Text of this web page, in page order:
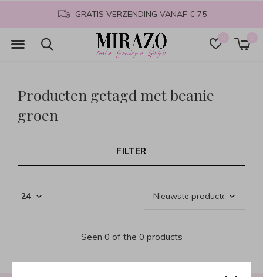
0 0
GRATIS VERZENDING VANAF € 75
Producten getagd met beanie
groen
FILTER
Seen 0 of the 0 products